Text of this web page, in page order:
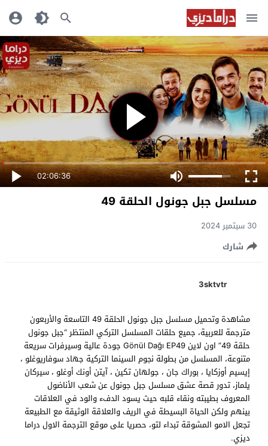
02:06:36
مسلسل جبل جونول الحلقة 49
30 سبتمبر 2024
شارك
3sktvtr
مشاهدة وتحميل مسلسل جبل جونول الحلقة 49 التاسعة والأربعون
مترجمة للعربية، جميع حلقات المسلسل التركي المنتظر “جبل جونول
حلقة 49” اون لاين Gönül Dağı EP49 جودة عالية وسيرفرات سريعة
متنوعة، المسلسل من بطولة نجوم السينما التركية جهاد سوفاريوغلو ،
إيسيم أوزكايا ، بوراك جان ، جولهان تكين ، آيتن أونك أوغلو ، سيركان
يلماز، تدور قصة عشق مسلسل جبل جونول عن شعب الأناضول
المعروف بطيبته ونقاء قلبه حيث يسود الدفء والود في العلاقات
بينهم ولكن الحياة البسيطة في الريف والعلاقة الوثيقة مع الطبيعة
تجعل الامو المشوقة تبداء لتو، حصريا على موقع الترجمة الاول دراما
ديزي.